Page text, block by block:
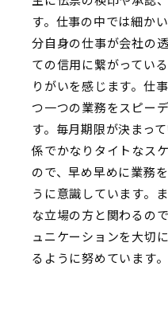
す。仕事の中では細か
分自身の仕事が会社の
ての信用に繋がってい
りがいを感じます。仕
つ一つの業務をスピー
す。毎月期限が決まっ
係でかなりタイトなス
ので、早め早めに業務
うに意識しています。
な立場の方と関わるの
ュニケーションを大切
るように努めています。